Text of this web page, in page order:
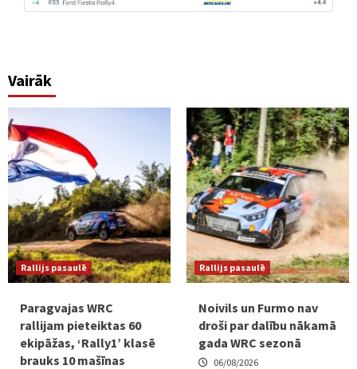
Vairāk
Rallijs pasaulē
Paragvajas WRC
rallijam pieteiktas 60
ekipāžas, ‘Rally1’ klasē
brauks 10 mašīnas
Rallijs pasaulē
Noivils un Furmo nav
droši par dalību nākamā
gada WRC sezonā
06/08/2026